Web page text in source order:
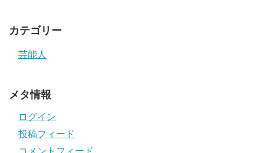
カテゴリー
芸能人
メタ情報
ログイン
投稿フィード
コメントフィード